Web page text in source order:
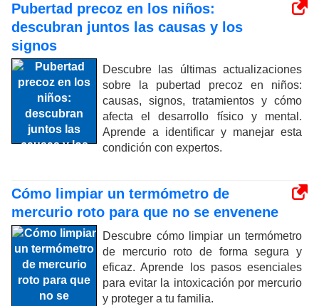
Pubertad precoz en los niños:
descubran juntos las causas y los
signos
Descubre las últimas actualizaciones
sobre la pubertad precoz en niños:
causas, signos, tratamientos y cómo
afecta el desarrollo físico y mental.
Aprende a identificar y manejar esta
condición con expertos.
Cómo limpiar un termómetro de
mercurio roto para que no se envenene
Descubre cómo limpiar un termómetro
de mercurio roto de forma segura y
eficaz. Aprende los pasos esenciales
para evitar la intoxicación por mercurio
y proteger a tu familia.